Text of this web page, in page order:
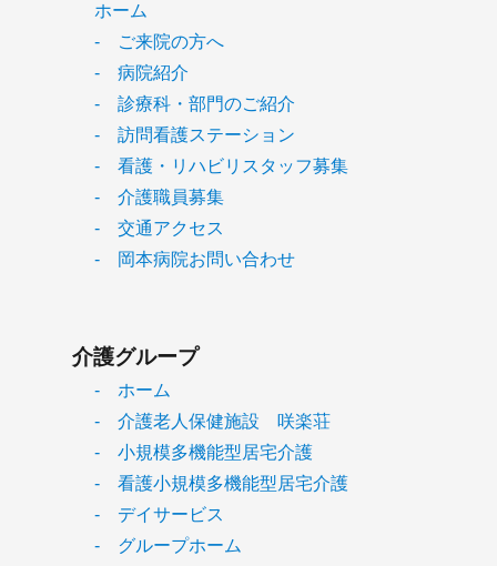
ホーム
- ご来院の方へ
- 病院紹介
- 診療科・部門のご紹介
- 訪問看護ステーション
- 看護・リハビリスタッフ募集
- 介護職員募集
- 交通アクセス
- 岡本病院お問い合わせ
介護グループ
- ホーム
- 介護老人保健施設 咲楽荘
- 小規模多機能型居宅介護
- 看護小規模多機能型居宅介護
- デイサービス
- グループホーム